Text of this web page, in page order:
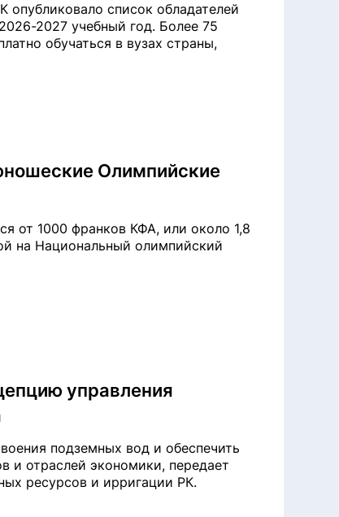
список обладателей
2027 учебный год. Более 75
обучаться в вузах страны,
Олимпийские
от 1000 франков КФА, или около 1,8
на Национальный олимпийский
управления
подземных вод и обеспечить
и отраслей экономики, передает
ресурсов и ирригации РК.